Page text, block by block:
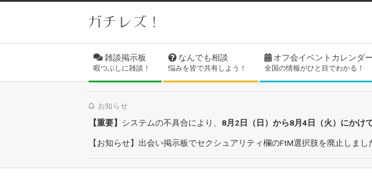
ガチレズ！
Navigation
Menu
雑談掲示板
暇つぶしに雑談！
なんでも相談
悩みを皆で共有しよう！
オフ会イベントカレンダー
全国の情報がひと目でわかる！
お知らせ
【重要】 システムの不具合により、 8月2日（日）から8月4日（火）にかけ
【お知らせ】出会い掲示板でセクシュアリティ欄のFtM選択肢を廃止しま